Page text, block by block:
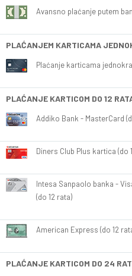
Avansno plaćanje putem
PLAĆANJEM KARTICAMA
Plaćanje karticama
PLAĆANJE KARTICOM DO 12
Addiko Bank - MasterCard
Diners Club Plus kartica (do
Intesa Sanpaolo banka -
(do 12 rata)
American Express (do 12
PLAĆANJE KARTICOM DO 24